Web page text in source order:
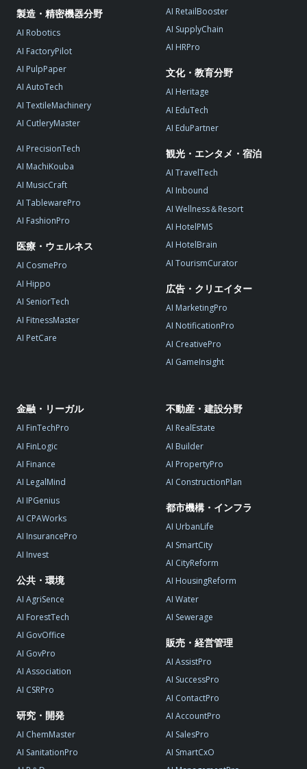
製造・精密機器分野
AI Robotics
AI FactoryPilot
AI PulpPaper
AI AutoTech
AI TextileMachinery
AI CutleryMaster
AI PrecisionTech
AI MachiKouba
AI MusicCraft
AI TablewarePro
AI FashionPro
医療・ウェルネス
AI CosmePro
AI Hippo
AI SeniorTech
AI FitnessMaster
AI PetCare
AI RetailBooster
AI SupplyChain
AI HRPro
文化・教育分野
AI Heritage
AI EduTech
AI EduPartner
観光・エンタメ・宿泊
AI TravelTech
AI Inbound
AI Wellness＆Resort
AI HotelPMS
AI HotelBrain
AI TourismCurator
広告・クリエイター
AI MarketingPro
AI NotificationPro
AI CreativePro
AI GameInsight
金融・リーガル
AI FinTechPro
AI FinLogic
AI Finance
AI LegalMind
AI IPGenius
AI CPAWorks
AI InsurancePro
AI Invest
公共・環境
AI AgriSence
AI ForestTech
AI GovOffice
AI GovPro
AI Association
AI CSRPro
研究・開発
AI ChemMaster
AI SanitationPro
不動産・建設分野
AI RealEstate
AI Builder
AI PropertyPro
AI ConstructionPlan
都市機構・インフラ
AI UrbanLife
AI SmartCity
AI CityReform
AI HousingReform
AI Water
AI Sewerage
販売・経営管理
AI AssistPro
AI SuccessPro
AI ContactPro
AI AccountPro
AI SalesPro
AI SmartCxO